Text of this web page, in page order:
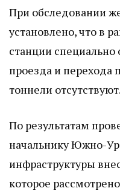
При обследовании
установлено, что в
станции
проезда и
тоннели отсутствуют.
По результатам
начальнику Южно-
инфраструктуры
которое